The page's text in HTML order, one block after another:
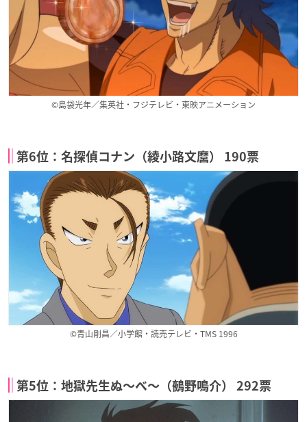
©島袋光年／集英社・フジテレビ・東映アニメーション
第6位：名探偵コナン（綾小路文麿） 190票
©青山剛昌／小学館・読売テレビ・TMS 1996
第5位：地獄先生ぬ〜べ〜（鵺野鳴介） 292票